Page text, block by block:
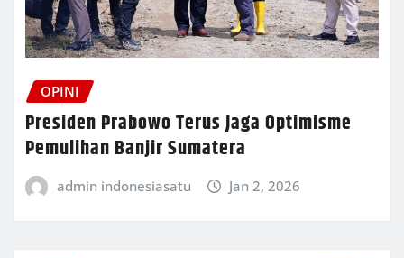
OPINI
Presiden Prabowo Terus Jaga Optimisme
Pemulihan Banjir Sumatera
admin indonesiasatu Jan 2, 2026